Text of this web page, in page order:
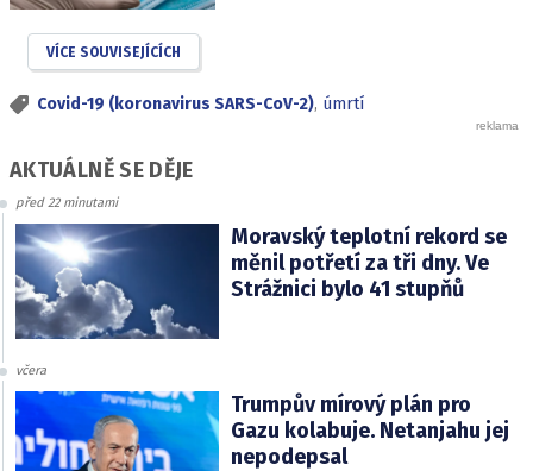
VÍCE SOUVISEJÍCÍCH
Covid-19 (koronavirus SARS-CoV-2), úmrtí
AKTUÁLNĚ SE DĚJE
před 22 minutami
Moravský teplotní rekord se
měnil potřetí za tři dny. Ve
Strážnici bylo 41 stupňů
včera
Trumpův mírový plán pro
Gazu kolabuje. Netanjahu jej
nepodepsal